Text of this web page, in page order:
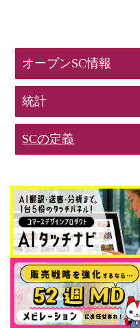
オープンSC情報
統計
SCの定義